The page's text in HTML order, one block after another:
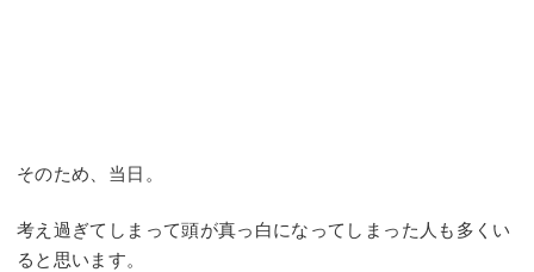
そのため、当日。
考え過ぎてしまって頭が真っ白になってしまった人も多くい
ると思います。